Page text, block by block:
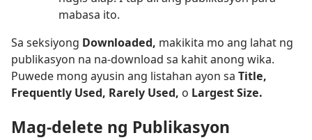
mabasa ito.
Sa seksiyong Downloaded, makikita mo ang lahat ng
publikasyon na na-download sa kahit anong wika.
Puwede mong ayusin ang listahan ayon sa Title,
Frequently Used, Rarely Used, o Largest Size.
Mag-delete ng Publikasyon